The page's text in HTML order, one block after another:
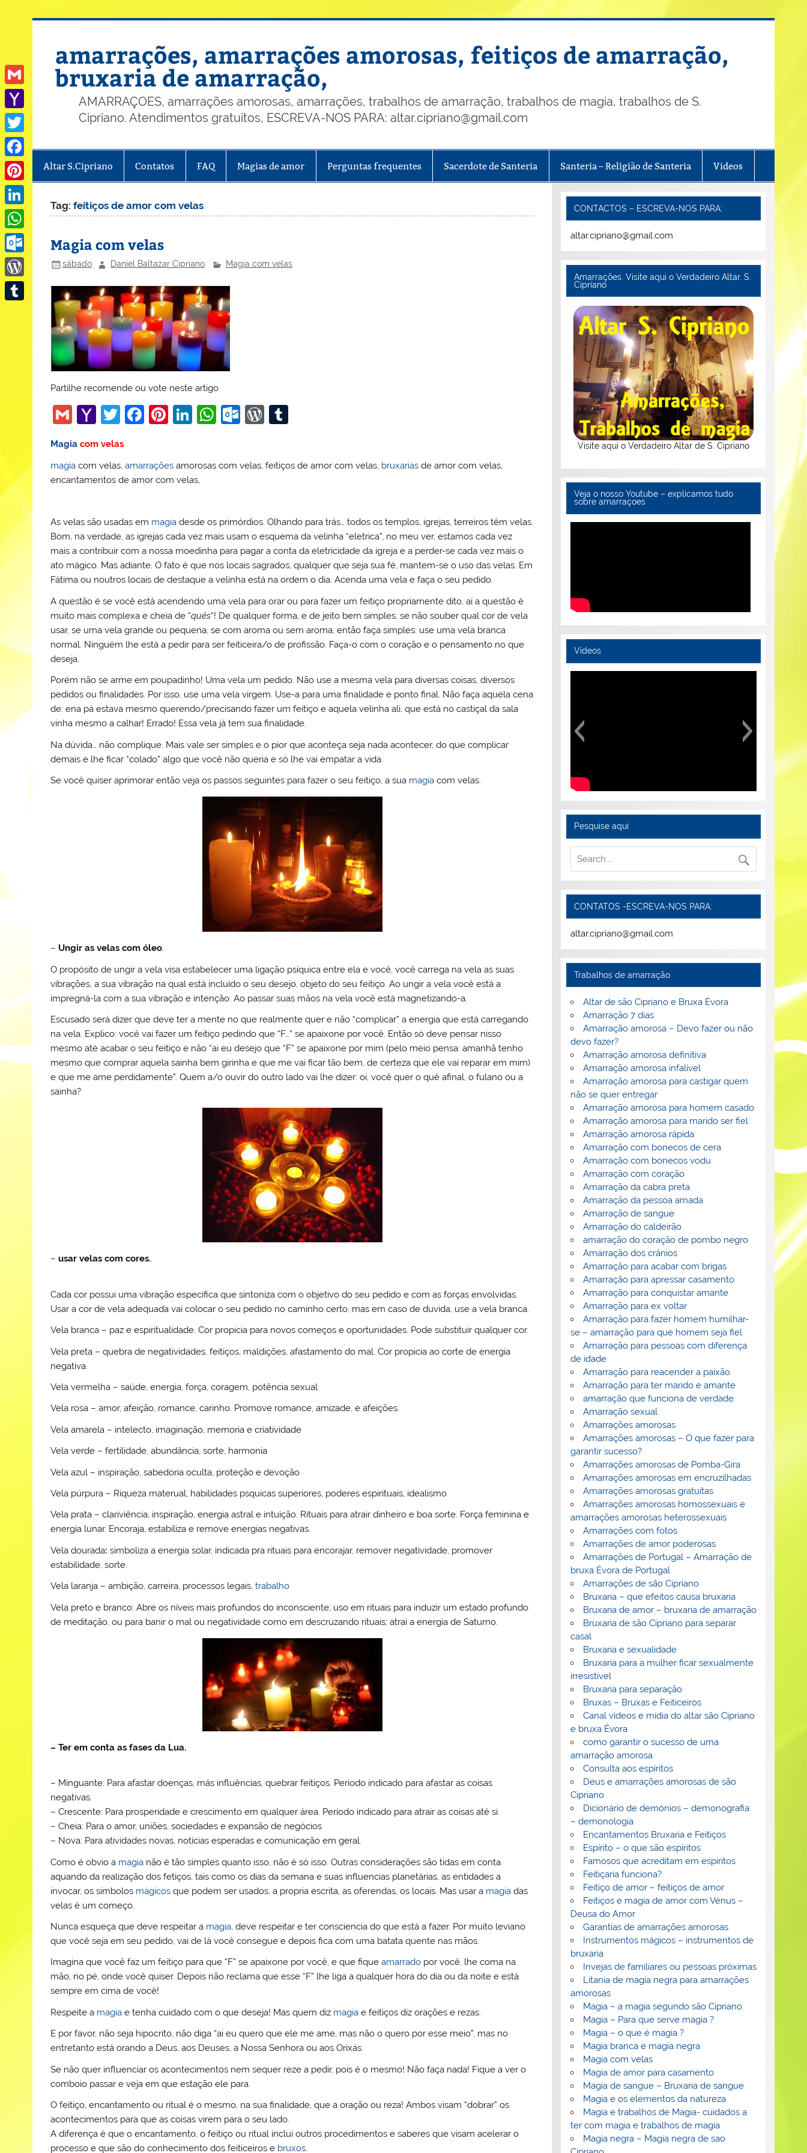
amarrações, amarrações amorosas, feitiços de amarração,
bruxaria de amarração,
AMARRAÇOES, amarrações amorosas, amarrações, trabalhos de amarração, trabalhos de magia, trabalhos de S.
Cipriano. Atendimentos gratuitos, ESCREVA-NOS PARA: altar.cipriano@gmail.com
Altar S.Cipriano Contatos FAQ Magias de amor Perguntas frequentes Sacerdote de Santeria Santeria – Religião de Santeria Videos
Tag:feitiços de amor com velas
Magia com velas
sábado Daniel Baltazar Cipriano Magia com velas
Partilhe recomende ou vote neste artigo
G
ai
l
Y
h
o
ai
l
T
itt
er
F
e
o
k
Pi
e
Li
e
dI
W
s
p
O
o
o
m
W
Pr bl
Magia com velas
magia com velas,amarrações amorosas com velas, feitiços de amor com velas, bruxarias de amor com velas,
encantamentos de amor com velas,
As velas são usadas em magia desde os primórdios. Olhando para trás… todos os templos, igrejas, terreiros têm velas.
Bom, na verdade, as igrejas cada vez mais usam o esquema da velinha “eletrica”, no meu ver, estamos cada vez
mais a contribuir com a nossa moedinha para pagar a conta da eletricidade da igreja e a perder-se cada vez mais o
ato mágico. Mas adiante. O fato é que nos locais sagrados, qualquer que seja sua fé, mantem-se o uso das velas. Em
Fátima ou noutros locais de destaque a velinha está na ordem o dia. Acenda uma vela e faça o seu pedido.
A questão é se você está acendendo uma vela para orar ou para fazer um feitiço propriamente dito, aí a questão é
muito mais complexa e cheia de “quês“! De qualquer forma, e de jeito bem simples, se não souber qual cor de vela
usar, se uma vela grande ou pequena, se com aroma ou sem aroma, então faça simples: use uma vela branca
normal. Ninguém lhe está a pedir para ser feiticeira/o de profissão. Faça-o com o coração e o pensamento no que
deseja.
Porém não se arme em poupadinho! Uma vela um pedido. Não use a mesma vela para diversas coisas, diversos
pedidos ou finalidades. Por isso, use uma vela virgem. Use-a para uma finalidade e ponto final. Não faça aquela cena
de: ena pá estava mesmo querendo/precisando fazer um feitiço e aquela velinha ali, que está no castiçal da sala
vinha mesmo a calhar! Errado! Essa vela já tem sua finalidade.
Na dúvida… não complique. Mais vale ser simples e o pior que aconteça seja nada acontecer, do que complicar
demais e lhe ficar “colado” algo que você não queria e só lhe vai empatar a vida.
Se você quiser aprimorar então veja os passos seguintes para fazer o seu feitiço, a sua magia com velas.
– Ungir as velas com óleo.
O propósito de ungir a vela visa estabelecer uma ligação psíquica entre ela e você, você carrega na vela as suas
vibrações, a sua vibração na qual está incluído o seu desejo, objeto do seu feitiço. Ao ungir a vela você está a
impregná-la com a sua vibração e intenção. Ao passar suas mãos na vela você está magnetizando-a.
Escusado será dizer que deve ter a mente no que realmente quer e não “complicar” a energia que está carregando
na vela. Explico: você vai fazer um feitiço pedindo que “F…” se apaixone por você. Então só deve pensar nisso
mesmo até acabar o seu feitiço e não “ai eu desejo que “F” se apaixone por mim (pelo meio pensa: amanhã tenho
mesmo que comprar aquela sainha bem girinha e que me vai ficar tão bem, de certeza que ele vai reparar em mim)
e que me ame perdidamente”. Quem a/o ouvir do outro lado vai lhe dizer: oi, você quer o quê afinal, o fulano ou a
sainha?
–usar velas com cores.
Cada cor possui uma vibração especifica que sintoniza com o objetivo do seu pedido e com as forças envolvidas.
Usar a cor de vela adequada vai colocar o seu pedido no caminho certo, mas em caso de duvida, use a vela branca.
Vela branca – paz e espiritualidade. Cor propicia para novos começos e oportunidades. Pode substituir qualquer cor.
Vela preta – quebra de negatividades, feitiços, maldições, afastamento do mal. Cor propicia ao corte de energia
negativa.
Vela vermelha – saúde, energia, força, coragem, potência sexual
Vela rosa – amor, afeição, romance, carinho. Promove romance, amizade, e afeições.
Vela amarela – intelecto, imaginação, memoria e criatividade
Vela verde – fertilidade, abundância, sorte, harmonia
Vela azul – inspiração, sabedoria oculta, proteção e devoção
Vela púrpura – Riqueza materual, habilidades psquicas superiores, poderes espirituais, idealismo
Vela prata – clariviência, inspiração, energia astral e intuição. Rituais para atrair dinheiro e boa sorte. Força feminina e
energia lunar. Encoraja, estabiliza e remove energias negativas.
Vela dourada:simboliza a energia solar, indicada pra rituais para encorajar, remover negatividade, promover
estabilidade, sorte.
Vela laranja – ambição, carreira, processos legais,trabalho
Vela preto e branco: Abre os níveis mais profundos do inconsciente; uso em rituais para induzir um estado profundo
de meditação, ou para banir o mal ou negatividade como em descruzando rituais; atrai a energia de Saturno.
– Ter em conta as fases da Lua.
– Minguante: Para afastar doenças, más influências, quebrar feitiços. Período indicado para afastar as coisas
negativas.
– Crescente: Para prosperidade e crescimento em qualquer área. Período indicado para atrair as coisas até si.
– Cheia: Para o amor, uniões, sociedades e expansão de negócios
– Nova: Para atividades novas, notícias esperadas e comunicação em geral.
Como é obvio a magia não é tão simples quanto isso, não é só isso. Outras considerações são tidas em conta
aquando da realização dos fetiços, tais como os dias da semana e suas influencias planetárias, as entidades a
invocar, os simbolos mágicos que podem ser usados, a propria escrita, as oferendas, os locais. Mas usar a magia das
velas é um começo.
Nunca esqueça que deve respeitar a magia, deve respeitar e ter consciencia do que está a fazer. Por muito leviano
que você seja em seu pedido, vai de lá você consegue e depois fica com uma batata quente nas mãos.
Imagina que você faz um feitiço para que “F” se apaixone por você, e que fiqueamarrado por você, lhe coma na
mão, no pé, onde você quiser. Depois não reclama que esse “F” lhe liga a qualquer hora do dia ou da noite e está
sempre em cima de você!
Respeite a magia e tenha cuidado com o que deseja! Mas quem diz magia e feitiços diz orações e rezas.
E por favor, não seja hipocrito, não diga “ai eu quero que ele me ame, mas não o quero por esse meio”, mas no
entretanto está orando a Deus, aos Deuses, a Nossa Senhora ou aos Orixás.
Se não quer influenciar os acontecimentos nem sequer reze a pedir, pois é o mesmo! Não faça nada! Fique a ver o
comboio passar e veja em que estação ele para.
O feitiço, encantamento ou ritual é o mesmo, na sua finalidade, que a oração ou reza! Ambos visam “dobrar” os
acontecimentos para que as coisas virem para o seu lado.
A diferença é que o encantamento, o feitiço ou ritual inclui outros procedimentos e saberes que visam acelerar o
processo e que são do conhecimento dos feiticeiros e bruxos.
CONTACTOS – ESCREVA-NOS PARA:
altar.cipriano@gmail.com
Amarrações. Visite aqui o Verdadeiro Altar. S.
Cipriano
Visite aqui o Verdadeiro Altar de S. Cipriano
Veja o nosso Youtube – explicamos tudo
sobre amarraçoes
Videos
Pesquise aqui
CONTATOS -ESCREVA-NOS PARA:
altar.cipriano@gmail.com
Trabalhos de amarração
Altar de são Cipriano e Bruxa Évora
Amarração 7 dias
Amarração amorosa – Devo fazer ou não
devo fazer?
Amarração amorosa definitiva
Amarração amorosa infalível
Amarração amorosa para castigar quem
não se quer entregar
Amarração amorosa para homem casado
Amarração amorosa para marido ser fiel
Amarração amorosa rápida
Amarração com bonecos de cera
Amarração com bonecos vodu
Amarração com coração
Amarração da cabra preta
Amarração da pessoa amada
Amarração de sangue
Amarração do caldeirão
amarração do coração de pombo negro
Amarração dos crânios
Amarração para acabar com brigas
Amarração para apressar casamento
Amarração para conquistar amante
Amarração para ex voltar
Amarração para fazer homem humilhar-
se – amarração para que homem seja fiel
Amarração para pessoas com diferença
de idade
Amarração para reacender a paixão
Amarração para ter marido e amante
amarração que funciona de verdade
Amarração sexual
Amarrações amorosas
Amarrações amorosas – O que fazer para
garantir sucesso?
Amarrações amorosas de Pomba-Gira
Amarrações amorosas em encruzilhadas
Amarrações amorosas gratuitas
Amarrações amorosas homossexuais e
amarrações amorosas heterossexuais
Amarrações com fotos
Amarrações de amor poderosas
Amarrações de Portugal – Amarração de
bruxa Évora de Portugal
Amarrações de são Cipriano
Bruxaria – que efeitos causa bruxaria
Bruxaria de amor – bruxaria de amarração
Bruxaria de são Cipriano para separar
casal
Bruxaria e sexualidade
Bruxaria para a mulher ficar sexualmente
irresistível
Bruxaria para separação
Bruxas – Bruxas e Feiticeiros
Canal vídeos e midia do altar são Cipriano
e bruxa Évora
como garantir o sucesso de uma
amarração amorosa
Consulta aos espíritos
Deus e amarrações amorosas de são
Cipriano
Dicionário de demónios – demonografia
– demonologia
Encantamentos Bruxaria e Feitiços
Espírito – o que são espíritos
Famosos que acreditam em espíritos
Feitiçaria funciona?
Feitiço de amor – feitiços de amor
Feitiços e magia de amor com Vénus –
Deusa do Amor
Garantias de amarrações amorosas
Instrumentos mágicos – instrumentos de
bruxaria
Invejas de familiares ou pessoas próximas
Litania de magia negra para amarrações
amorosas
Magia – a magia segundo são Cipriano
Magia – Para que serve magia ?
Magia – o que é magia ?
Magia branca e magia negra
Magia com velas
Magia de amor para casamento
Magia de sangue – Bruxaria de sangue
Magia e os elementos da natureza
Magia e trabalhos de Magia- cuidados a
ter com magia e trabalhos de magia
Magia negra – Magia negra de sao
Gmail
Yahoo
Mail
Twitter
Facebook
Pinterest
LinkedIn
WhatsApp
Outlook.com
WordPress